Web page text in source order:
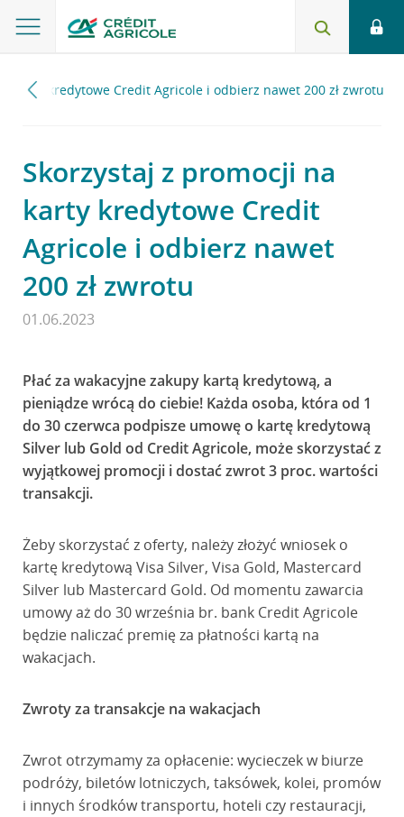
karty kredytowe Credit Agricole i odbierz nawet 200 zł zwrotu
Skorzystaj z promocji na
karty kredytowe Credit
Agricole i odbierz nawet
200 zł zwrotu
01.06.2023
Płać za wakacyjne zakupy kartą kredytową, a
pieniądze wrócą do ciebie! Każda osoba, która od 1
do 30 czerwca podpisze umowę o kartę kredytową
Silver lub Gold od Credit Agricole, może skorzystać z
wyjątkowej promocji i dostać zwrot 3 proc. wartości
transakcji.
Żeby skorzystać z oferty, należy złożyć wniosek o
kartę kredytową Visa Silver, Visa Gold, Mastercard
Silver lub Mastercard Gold. Od momentu zawarcia
umowy aż do 30 września br. bank Credit Agricole
będzie naliczać premię za płatności kartą na
wakacjach.
Zwroty za transakcje na wakacjach
Zwrot otrzymamy za opłacenie: wycieczek w biurze
podróży, biletów lotniczych, taksówek, kolei, promów
i innych środków transportu, hoteli czy restauracji,